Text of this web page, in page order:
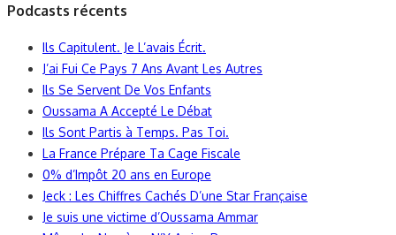
Podcasts récents
Ils Capitulent. Je L’avais Écrit.
J’ai Fui Ce Pays 7 Ans Avant Les Autres
Ils Se Servent De Vos Enfants
Oussama A Accepté Le Débat
Ils Sont Partis à Temps. Pas Toi.
La France Prépare Ta Cage Fiscale
0% d’Impôt 20 ans en Europe
Jeck : Les Chiffres Cachés D’une Star Française
Je suis une victime d’Oussama Ammar